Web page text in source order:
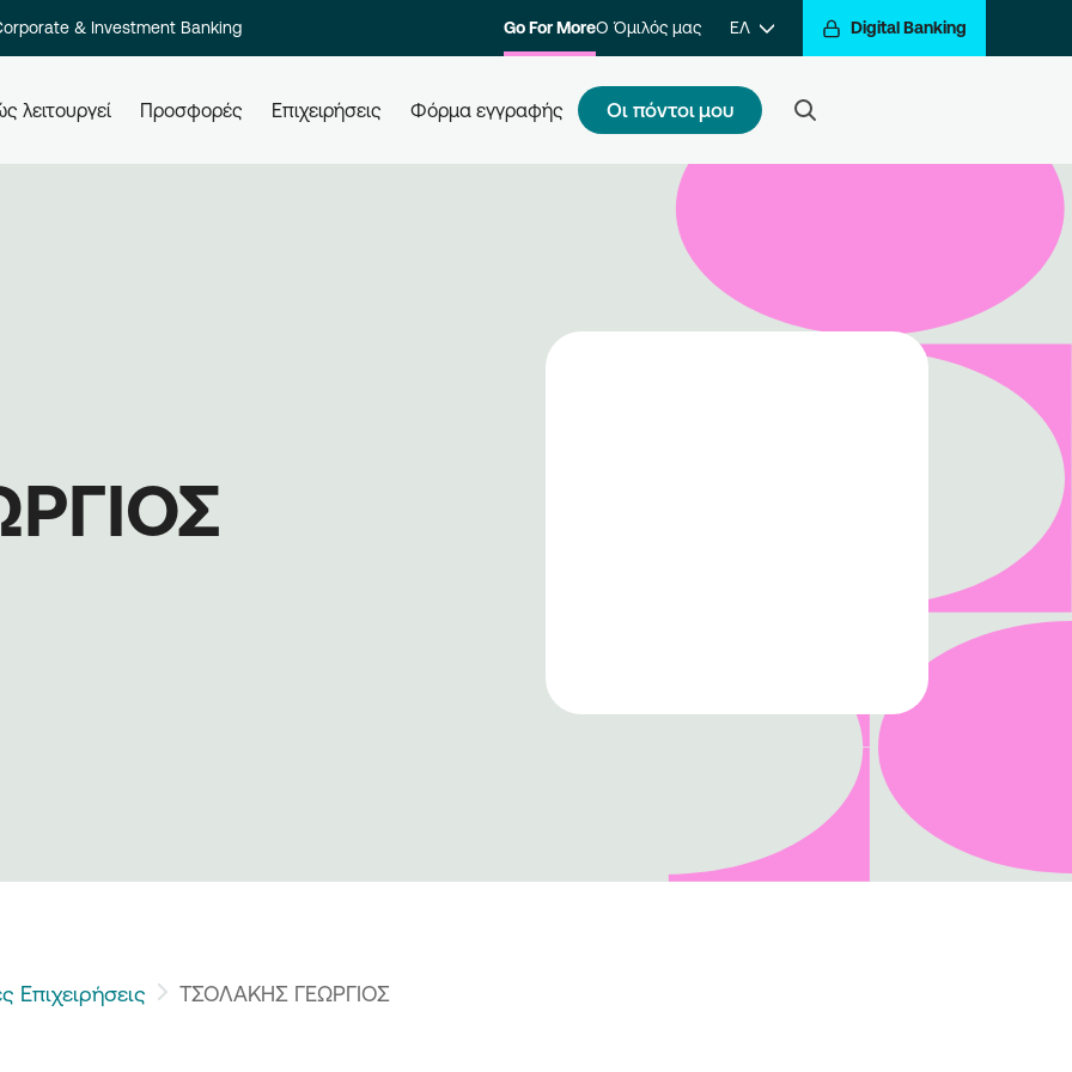
& Investment Banking Go For MoreΟ Όμιλός μας ΕΛ Digital Banking
λειτουργεί
Πώς κάνω εγγραφή
Ελάτε ένα βήμα πιο κοντά στην
επιβράβευση των συναλλαγών σας.
Εγγραφείτε στο πρόγραμμα και να
επιβράβευσης του Go For More.
Προσφορές Επιχειρήσεις Φόρμα εγγραφής Οι πόντοι μου
Επιχειρήσεις ΤΣΟΛΑΚΗΣ ΓΕΩΡΓΙΟΣ